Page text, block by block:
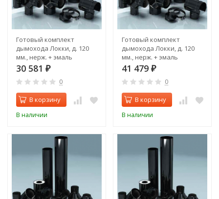
Готовый комплект
дымохода Локки, д. 120
мм., нерж. + эмаль
(проход через крышу,
задний выход)
30 581 ₽
0
В корзину
В наличии
Готовый комплект
дымохода Локки, д. 120
мм., нерж. + эмаль
(проход через стену,
верхний выход)
41 479 ₽
0
В корзину
В наличии